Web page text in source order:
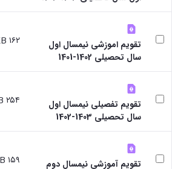
علوم
ورزشی
دانشکده
های
اقماری
فنی
و
منابع
طبیعی
تویسرکان
فنی
مهندسی
کبودرآهنگ
تقویم اموزشی نیمسال اول
سال تحصیلی 1402-1401
۱۶۲ KB
تقویم تفصیلی نیمسال اول
سال تحصیلی 1403-1402
۲۵۴ KB
تقویم آموزشی نیمسال دوم
۱۵۹ KB